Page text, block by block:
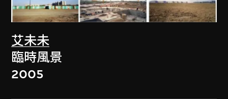
艾未未
臨時風景
2005